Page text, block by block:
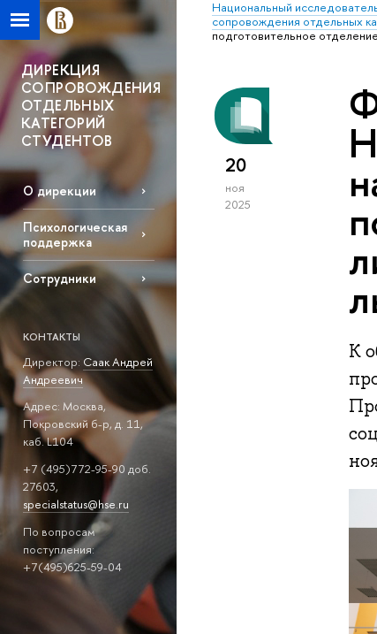
Национальный
сопровождения отдельных
подготовительное
ДИРЕКЦИЯ
СОПРОВОЖДЕНИЯ
ОТДЕЛЬНЫХ
КАТЕГОРИЙ
СТУДЕНТОВ
О дирекции
Психологическая
поддержка
Сотрудники
КОНТАКТЫ
Директор: Саак Андрей
Андреевич
Адрес: Москва,
Покровский б-р, д. 11,
каб. L104
+7 (495)772-95-90 доб.
27603,
specialstatus@hse.ru
По вопросам
поступления:
+7(495)625-59-04
20
ноя
2025
К